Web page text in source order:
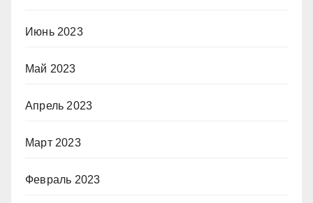
Июнь 2023
Май 2023
Апрель 2023
Март 2023
Февраль 2023